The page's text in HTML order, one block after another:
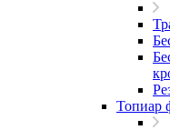
Топиар